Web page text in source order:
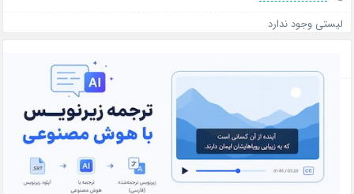
لیستی وجود ندارد